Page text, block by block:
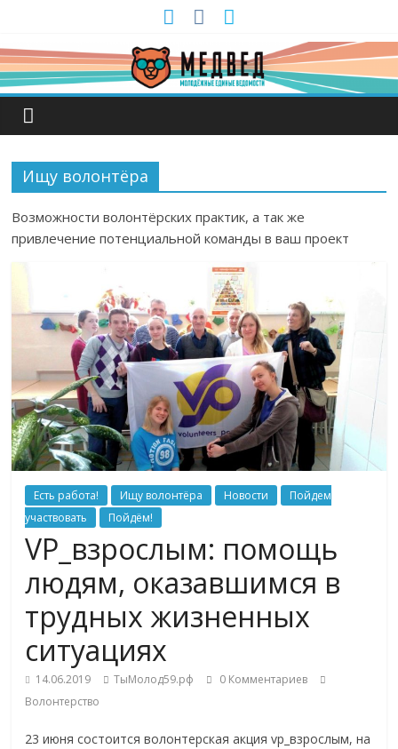
Ищу волонтёра
Возможности волонтёрских практик, а так же
привлечение потенциальной команды в ваш проект
Есть работа! Ищу волонтёра Новости
Пойдем
участвовать
Пойдём!
VP_взрослым: помощь
людям, оказавшимся в
трудных жизненных
ситуациях
14.06.2019 ТыМолод59.рф
0 Комментариев
Волонтерство
23 июня состоится волонтерская акция vp_взрослым, на